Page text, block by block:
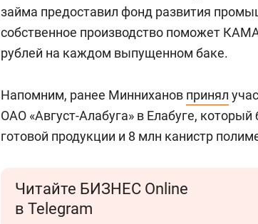
займа предоставил фонд развития
собственное производство поможет
рублей на каждом выпущенном баке.
Напомним, ранее Минниханов принял
ОАО «Август-Алабуга» в Елабуге,
готовой продукции и 8 млн канистр
Читайте БИЗНЕС Online
в Telegram